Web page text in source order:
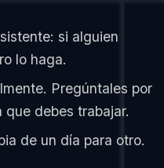
si alguien
lo haga.
Pregúntales por
debes trabajar.
de un día para otro.